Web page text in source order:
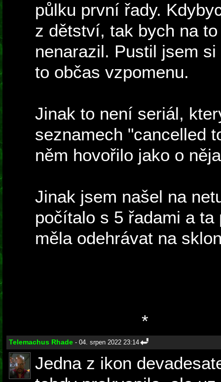
půlku první řady.
z dětství, tak bych na
nenarazil. Pustil jsem
to občas vzpomenu.
Jinak to není seriál,
seznamech "cancelled
něm hovořilo jako o
Jinak jsem našel na
počítalo s 5 řadami a
měla odehrávat na
*
Telemachus Rhade - 04. srpen 2022 23:14
Jedna z ikon